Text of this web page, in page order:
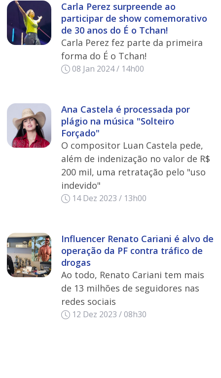
Carla Perez surpreende ao
participar de show comemorativo
de 30 anos do É o Tchan!
Carla Perez fez parte da primeira
forma do É o Tchan!
08 Jan 2024 / 14h00
Ana Castela é processada por
plágio na música "Solteiro
Forçado"
O compositor Luan Castela pede,
além de indenização no valor de R$
200 mil, uma retratação pelo "uso
indevido"
14 Dez 2023 / 13h00
Influencer Renato Cariani é alvo de
operação da PF contra tráfico de
drogas
Ao todo, Renato Cariani tem mais
de 13 milhões de seguidores nas
redes sociais
12 Dez 2023 / 08h30